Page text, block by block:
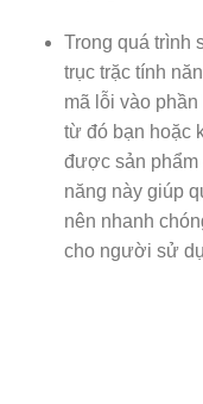
Trong quá trình
trục trặc tính
mã lỗi vào
từ đó bạn hoặc
được sản phẩm
năng này giúp
nên nhanh
cho người sử